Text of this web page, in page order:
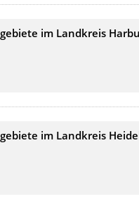
im Landkreis
im Landkreis